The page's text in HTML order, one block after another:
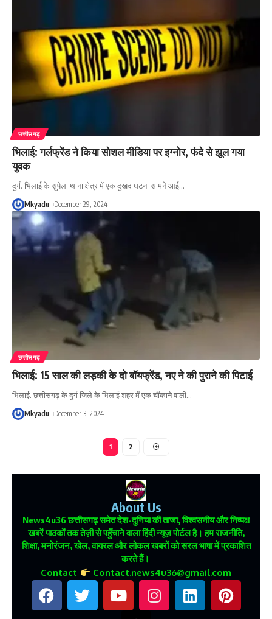
छत्तीसगढ़
भिलाई: गर्लफ्रेंड ने किया सोशल मीडिया पर इग्नोर, फंदे से झूल गया
युवक
दुर्ग. भिलाई के सुपेला थाना क्षेत्र में एक दुखद घटना सामने आई…
Mkyadu December 29, 2024
छत्तीसगढ़
भिलाई: 15 साल की लड़की के दो बॉयफ्रेंड, नए ने की पुराने की पिटाई
भिलाई: छत्तीसगढ़ के दुर्ग जिले के भिलाई शहर में एक चौंकाने वाली…
Mkyadu December 3, 2024
1 2
About Us
News4u36छत्तीसगढ़ समेत देश-दुनिया की ताजा, विश्वसनीय और निष्पक्ष
खबरें पाठकों तक तेज़ी से पहुँचाने वाला हिंदी न्यूज़ पोर्टल है। हम राजनीति,
शिक्षा, मनोरंजन, खेल, वायरल और लोकल खबरों को सरल भाषा में प्रकाशित
करते हैं।
Contact Contact.news4u36@gmail.com